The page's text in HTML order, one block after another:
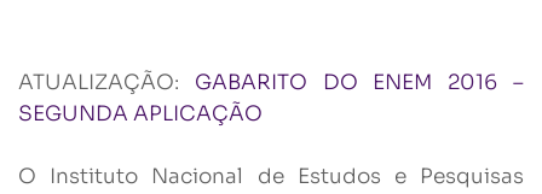
ATUALIZAÇÃO: GABARITO DO ENEM 2016 –
SEGUNDA APLICAÇÃO
O Instituto Nacional de Estudos e Pesquisas